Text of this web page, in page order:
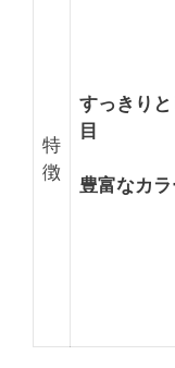
特
徴
すっきり
目
豊富なカ